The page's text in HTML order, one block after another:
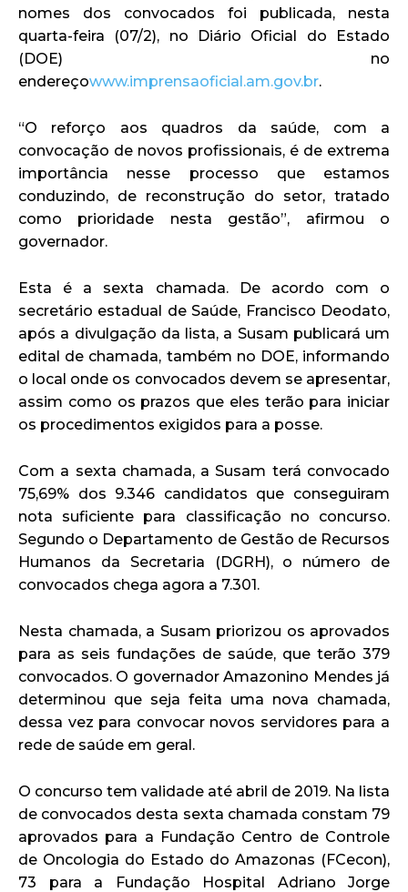
nomes dos convocados foi publicada, nesta
quarta-feira (07/2), no Diário Oficial do Estado
(DOE) no
endereçowww.imprensaoficial.am.gov.br.
“O reforço aos quadros da saúde, com a
convocação de novos profissionais, é de extrema
importância nesse processo que estamos
conduzindo, de reconstrução do setor, tratado
como prioridade nesta gestão”, afirmou o
governador.
Esta é a sexta chamada. De acordo com o
secretário estadual de Saúde, Francisco Deodato,
após a divulgação da lista, a Susam publicará um
edital de chamada, também no DOE, informando
o local onde os convocados devem se apresentar,
assim como os prazos que eles terão para iniciar
os procedimentos exigidos para a posse.
Com a sexta chamada, a Susam terá convocado
75,69% dos 9.346 candidatos que conseguiram
nota suficiente para classificação no concurso.
Segundo o Departamento de Gestão de Recursos
Humanos da Secretaria (DGRH), o número de
convocados chega agora a 7.301.
Nesta chamada, a Susam priorizou os aprovados
para as seis fundações de saúde, que terão 379
convocados. O governador Amazonino Mendes já
determinou que seja feita uma nova chamada,
dessa vez para convocar novos servidores para a
rede de saúde em geral.
O concurso tem validade até abril de 2019. Na lista
de convocados desta sexta chamada constam 79
aprovados para a Fundação Centro de Controle
de Oncologia do Estado do Amazonas (FCecon),
73 para a Fundação Hospital Adriano Jorge